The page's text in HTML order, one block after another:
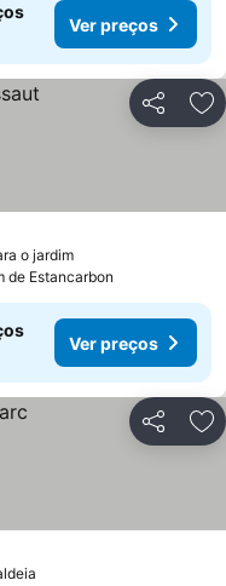
Ver preços
Partilhar
o jardim
de Estancarbon
Ver preços
Partilhar